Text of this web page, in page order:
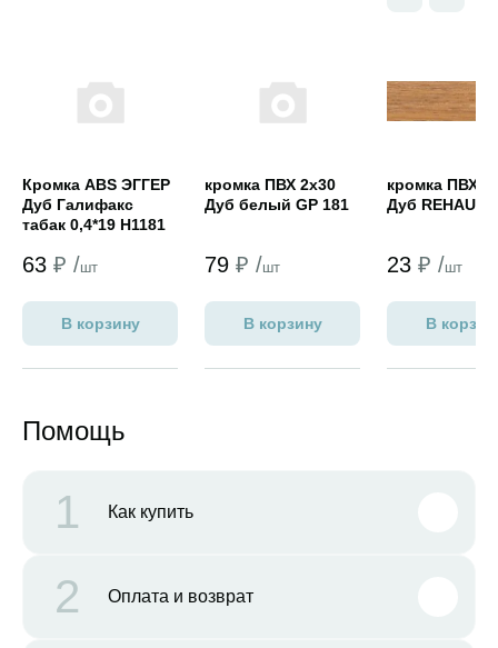
Кромка ABS ЭГГЕР
Дуб Галифакс
табак 0,4*19 H1181
63 ₽ /шт
В корзину
кромка ПВХ 2х30
Дуб белый GP 181
79 ₽ /шт
В корзину
кромка ПВХ
Дуб REHAU
23 ₽ /шт
В
Помощь
1 Как купить
2 Оплата и возврат